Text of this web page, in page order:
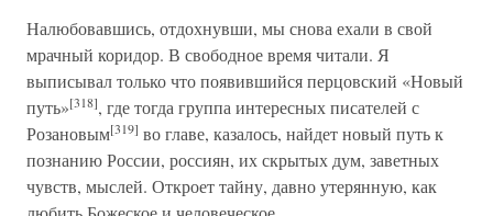
Налюбовавшись, отдохнувши, мы снова ехали в свой
мрачный коридор. В свободное время читали. Я
выписывал только что появившийся перцовский «Новый
путь»[318], где тогда группа интересных писателей с
Розановым[319] во главе, казалось, найдет новый путь к
познанию России, россиян, их скрытых дум, заветных
чувств, мыслей. Откроет тайну, давно утерянную, как